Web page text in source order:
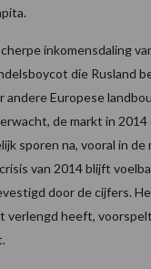
inkomensdaling
die Rusland
andere Europese
de markt in 2014
sporen na, vooral in
van 2014 blijft
door de cijfers.
verlengd heeft,